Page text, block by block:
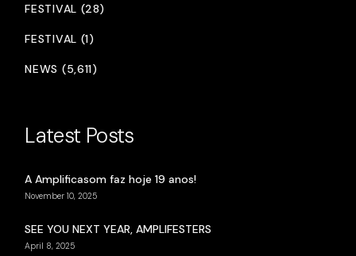
FESTIVAL (28)
FESTIVAL (1)
NEWS (5,611)
Latest Posts
A Amplificasom faz hoje 19 anos!
November 10, 2025
SEE YOU NEXT YEAR, AMPLIFESTERS
April 8, 2025